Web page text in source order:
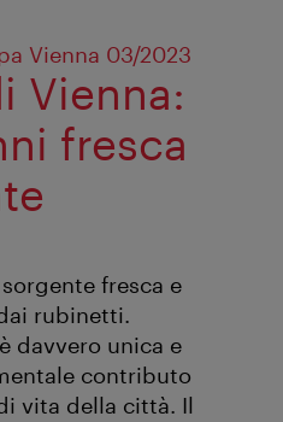
Vienna 03/2023
Vienna:
fresca
fresca e
rubinetti.
davvero unica e
contributo
vita della città. Il